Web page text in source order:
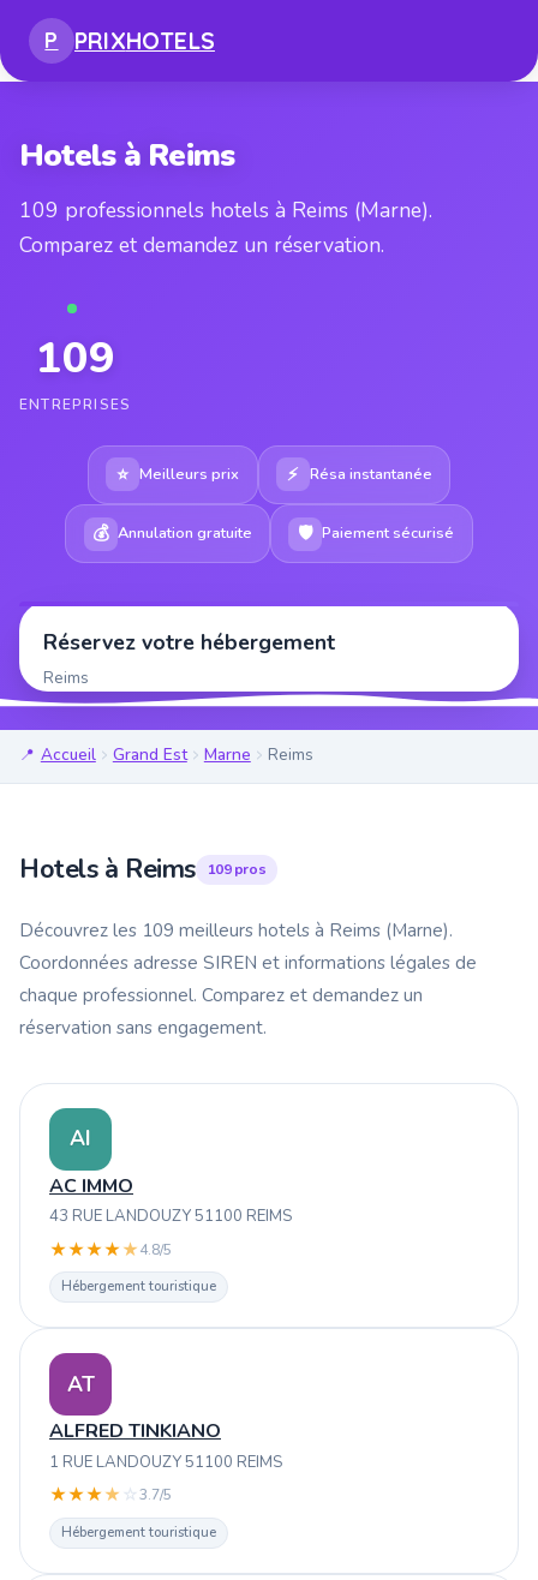
P PRIXHOTELS
Hotels à Reims
109 professionnels hotels à Reims (Marne).
Comparez et demandez un réservation.
109
ENTREPRISES
⭐ Meilleurs prix ⚡ Résa instantanée
💰 Annulation gratuite 🛡 Paiement sécurisé
Réservez votre hébergement
Reims
Accueil Grand Est Marne Reims
Hotels à Reims 109 pros
Découvrez les 109 meilleurs hotels à Reims (Marne).
Coordonnées adresse SIREN et informations légales de
chaque professionnel. Comparez et demandez un
réservation sans engagement.
AI
AC IMMO
43 RUE LANDOUZY 51100 REIMS
★★★★★4.8/5
Hébergement touristique
AT
ALFRED TINKIANO
1 RUE LANDOUZY 51100 REIMS
★★★★ ☆3.7/5
Hébergement touristique